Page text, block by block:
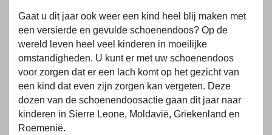
Gaat u dit jaar ook weer een kind heel blij maken met
een versierde en gevulde schoenendoos? Op de
wereld leven heel veel kinderen in moeilijke
omstandigheden. U kunt er met uw schoenendoos
voor zorgen dat er een lach komt op het gezicht van
een kind dat even zijn zorgen kan vergeten. Deze
dozen van de schoenendoosactie gaan dit jaar naar
kinderen in Sierre Leone, Moldavië, Griekenland en
Roemenië.